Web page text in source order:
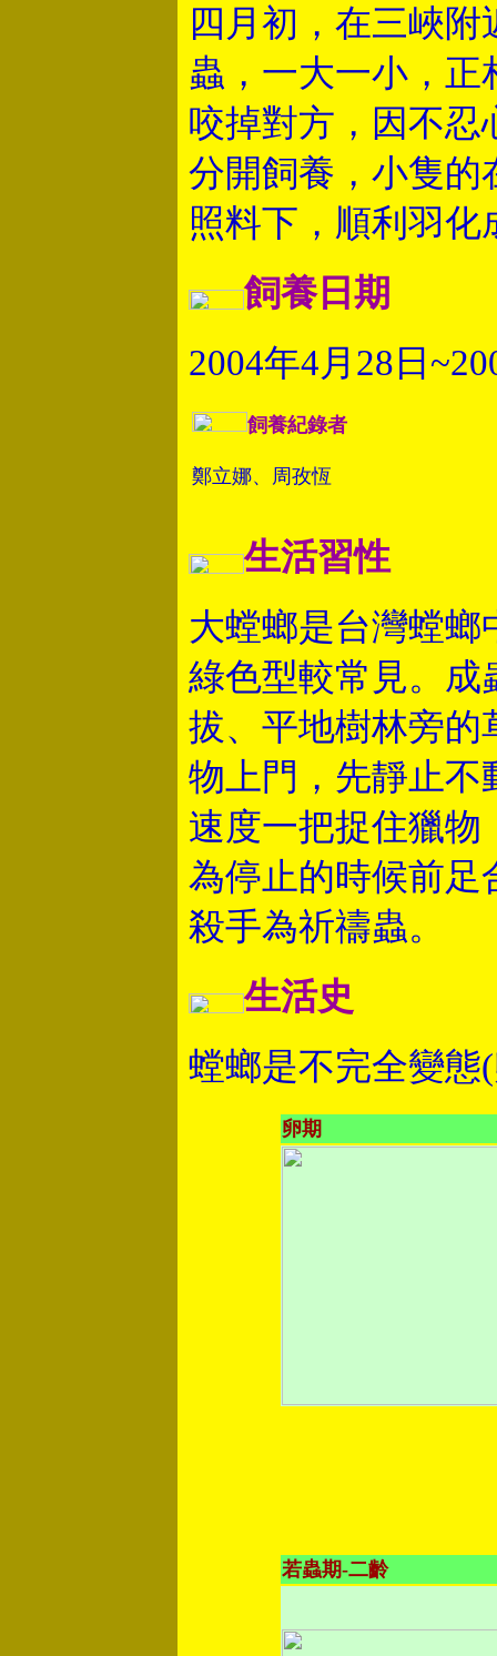
四月初，在三峽
蟲，一大一小，
咬掉對方，因不忍
分開飼養，小隻的
照料下，順利羽化
飼養日期
2004年4月28日
飼養紀錄者
鄭立娜、周孜恆
生活習性
大螳螂是台灣螳
綠色型較常見。成
拔、平地樹林旁的
物上門，先靜止不
速度一把捉住獵物
為停止的時候前足
殺手為祈禱蟲。
生活史
螳螂是不完全變態
卵期
若蟲期-二齡